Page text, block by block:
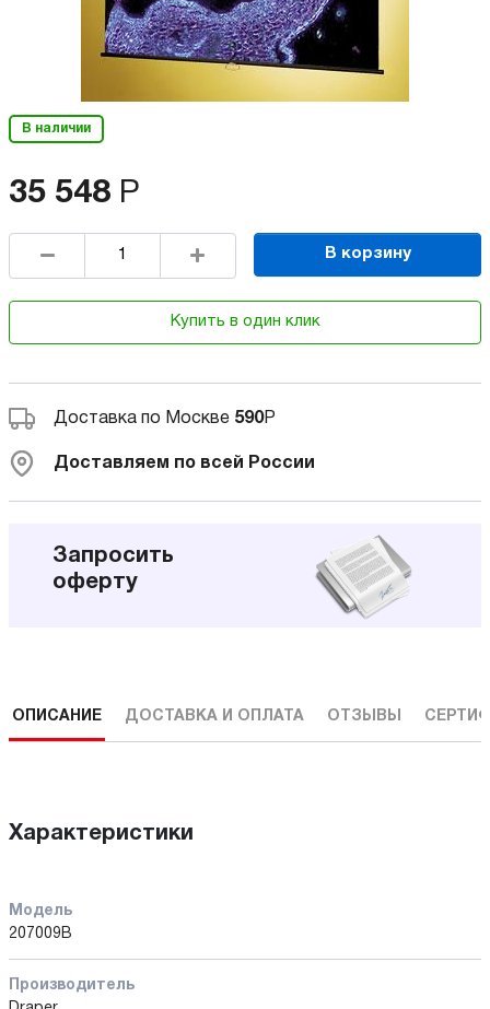
В наличии
35 548 Р
В корзину
Купить в один клик
Доставка по Москве 590Р
Доставляем по всей России
Запросить
оферту
ОПИСАНИЕ ДОСТАВКА И ОПЛАТА ОТЗЫВЫ
Характеристики
Модель
207009B
Производитель